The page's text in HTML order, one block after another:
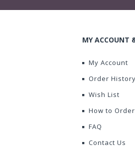
MY ACCOUNT
My Account
Order History
Wish List
How to Order
FAQ
Contact Us